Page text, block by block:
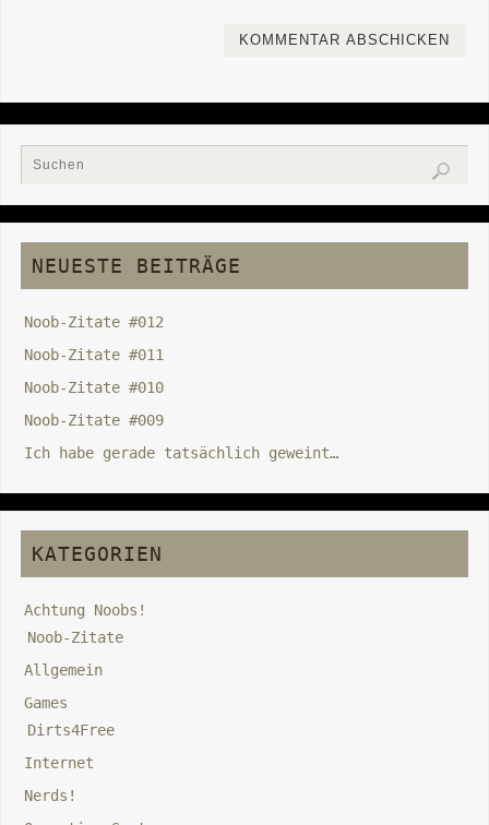
NEUESTE BEITRÄGE
Noob-Zitate #012
Noob-Zitate #011
Noob-Zitate #010
Noob-Zitate #009
Ich habe gerade tatsächlich geweint…
KATEGORIEN
Achtung Noobs!
Noob-Zitate
Allgemein
Games
Dirts4Free
Internet
Nerds!